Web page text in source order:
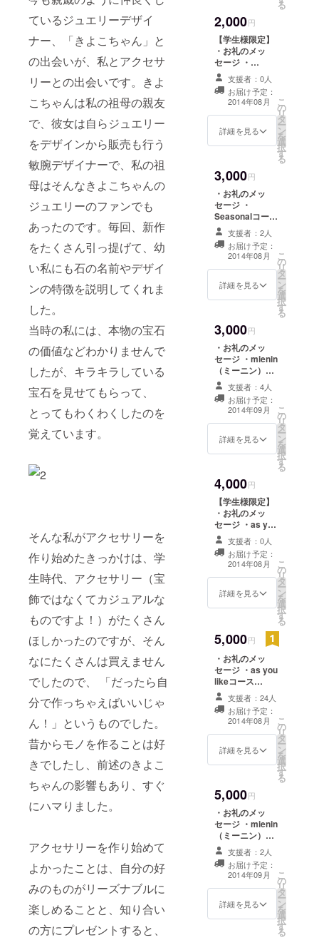
ているジュエリーデザイ
ナー、「きよこちゃん」と
の出会いが、私とアクセサ
リーとの出会いです。きよ
こちゃんは私の祖母の親友
で、彼女は自らジュエリー
をデザインから販売も行う
敏腕デザイナーで、私の祖
母はそんなきよこちゃんの
ジュエリーのファンでも
あったのです。毎回、新作
をたくさん引っ提げて、幼
い私にも石の名前やデザイ
ンの特徴を説明してくれま
した。
当時の私には、本物の宝石
の価値などわかりませんで
したが、キラキラしている
宝石を見せてもらって、
とってもわくわくしたのを
覚えています。
そんな私がアクセサリーを
作り始めたきっかけは、学
生時代、アクセサリー（宝
飾ではなくてカジュアルな
ものですよ！）がたくさん
ほしかったのですが、そん
なにたくさんは買えません
でしたので、 「だったら自
分で作っちゃえばいいじゃ
ん！」というものでした。
昔からモノを作ることは好
きでしたし、前述のきよこ
ちゃんの影響もあり、すぐ
にハマりました。
アクセサリーを作り始めて
よかったことは、自分の好
みのものがリーズナブルに
楽しめることと、知り合い
の方にプレゼントすると、
ブルー・紫）の
中からお好きな
１色をお選びい
ただいた上で作
成いたします。
る
2,000円
【学生様限定】
・お礼のメッ
セージ ・
Seasonalコース
（季節ごとの定
型パターンを組
み立てていただ
く、セミカスタ
ムタイプ。所要
時間約2時間）の
・お好きなパー
ツ1000円相当分
・カフェメ
ニュー1杯 ※講習
時に学生証をご
提示ください。
※社会人の方から
のご支援は申し
訳ございません
がご遠慮くださ
い。 ※社会人の
方からのご支援
ませんのでご了
承ください。
支援者：0人
お届け予定：
2014年08月
詳細を見る
こ
の
リ
タ
ー
ン
を
選
択
す
る
3,000円
・お礼のメッ
セージ ・
Seasonalコース
（季節ごとの定
型パターンを組
み立てていただ
く、セミカスタ
ムタイプ。所要
時間約2時間）の
講習料通常2800
ツ1000円相当分
・カフェメ
ニュー1杯
支援者：2人
お届け予定：
2014年08月
詳細を見る
こ
の
リ
タ
ー
ン
を
選
択
す
る
3,000円
・お礼のメッ
セージ ・mienin
（ミーニン）オ
リジナルブレス
レットをお送り
させていただき
ます。カラフル
なドライフラ
ワーをアクリル
します。色は基
本的にはレイン
ボーです。レイ
ンボー以外をご
希望のパトロン
様は、好きな色
を8色（赤・ピン
ク・薄ピンク・
黄・オレンジ・
緑・ブルー・
紫）の中から3色
選んでいただ
いただきます。
支援者：4人
お届け予定：
2014年09月
詳細を見る
こ
の
リ
タ
ー
ン
を
選
択
す
る
4,000円
【学生様限定】
・お礼のメッ
セージ ・as you
likeコース
（パーツ・デザ
イン、全てお好
みのものをご自
身で決めていた
だく、オールカ
常3800円/回を1
回受講 ・お好き
なパーツ2000円
分相当 ・カフェ
メニュー1杯 ※講
習時に学生証を
ご提示くださ
い。 ※社会人の
方からのご支援
ませんがご遠慮
ください。 ※社
は出来ませんの
でご了承くださ
い。
支援者：0人
お届け予定：
2014年08月
詳細を見る
こ
の
リ
タ
ー
ン
を
選
択
す
る
5,000円
・お礼のメッ
セージ ・as you
likeコース
（パーツ・デザ
イン、全てお好
みのものをご自
身で決めていた
だく、オールカ
スタムタイプ。
回受講 ・お好き
なパーツ2000円
分相当 ・カフェ
メニュー1杯
支援者：24人
お届け予定：
2014年08月
詳細を見る
こ
の
リ
タ
ー
ン
を
選
択
す
る
5,000円
・お礼のメッ
セージ ・mienin
（ミーニン）オ
リジナルブレス
レット＋ピアス
またはイヤリン
グセットをお送
りさせていただ
きます。 【ブレ
スレット】 カラ
支援者：2人
お届け予定：
2014年09月
詳細を見る
こ
の
リ
タ
ー
ン
を
選
択
す
る